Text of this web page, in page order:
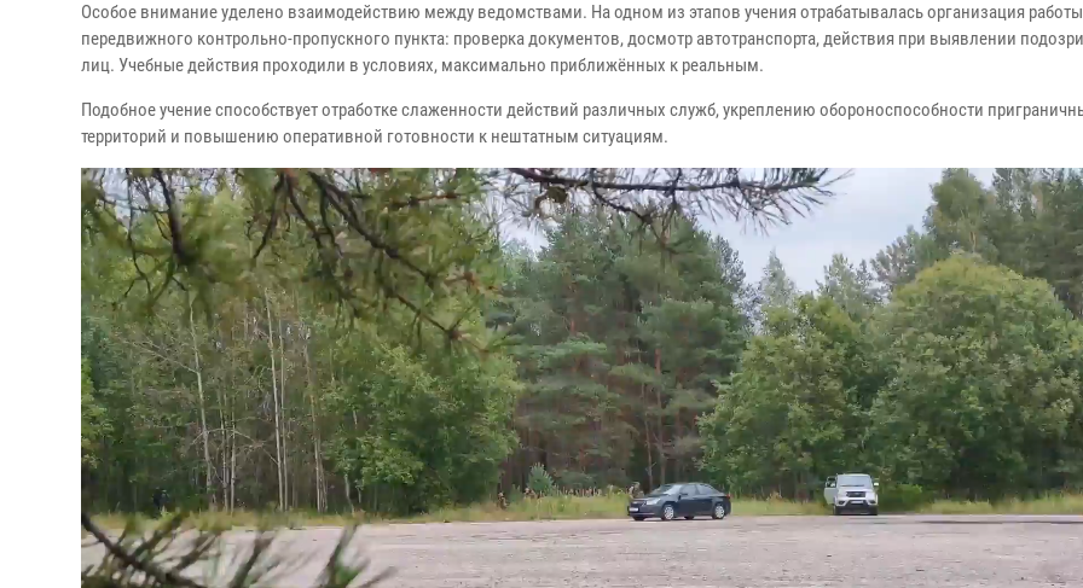
Особое внимание уделено взаимодействию между ведомствами. На одном из этапов учения отрабатывалась организация работы
передвижного контрольно-пропускного пункта: проверка документов, досмотр автотранспорта, действия при выявлении
лиц. Учебные действия проходили в условиях, максимально приближённых к реальным.
Подобное учение способствует отработке слаженности действий различных служб, укреплению обороноспособности
территорий и повышению оперативной готовности к нештатным ситуациям.